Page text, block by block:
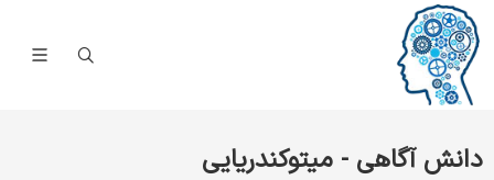
دانش آگاهی - میتوکندریایی